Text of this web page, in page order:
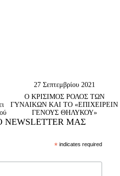
27 Σεπτεμβρίου 2021
Ο ΚΡΙΣΙΜΟΣ ΡΟΛΟΣ ΤΩΝ
ΓΥΝΑΙΚΩΝ ΚΑΙ ΤΟ «ΕΠΙΧΕΙΡΕΙΝ
ΓΕΝΟΥΣ ΘΗΛΥΚΟΥ»
NEWSLETTER ΜΑΣ
*indicates required